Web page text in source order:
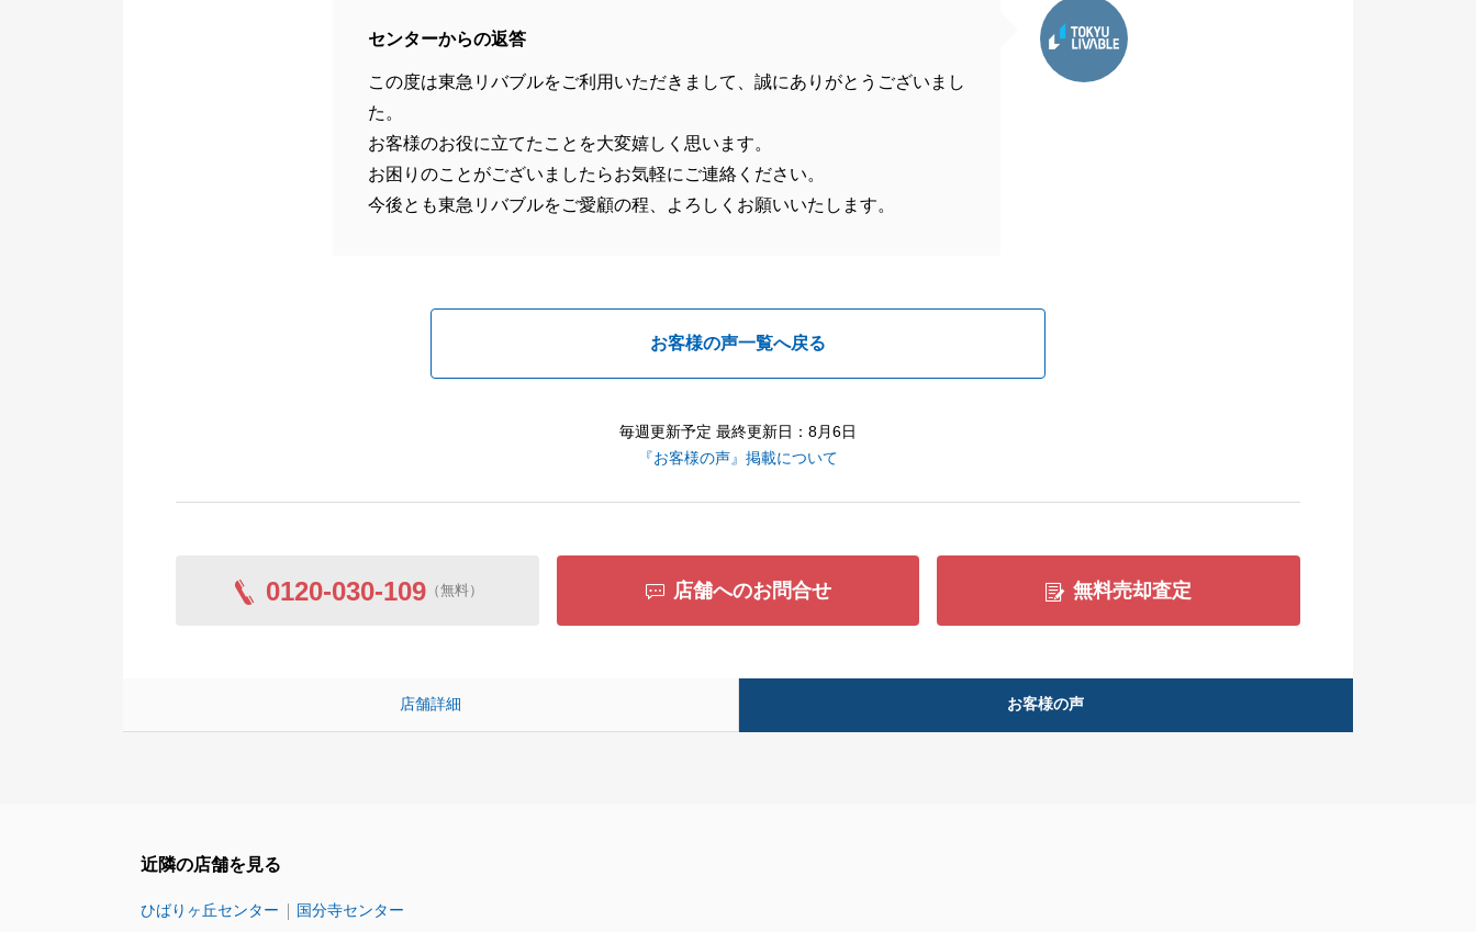
センターからの返答
この度は東急リバブルをご利用いただきまして、誠にありがとうございまし
た。
お客様のお役に立てたことを大変嬉しく思います。
お困りのことがございましたらお気軽にご連絡ください。
今後とも東急リバブルをご愛顧の程、よろしくお願いいたします。
お客様の声一覧へ戻る
毎週更新予定 最終更新日：8月6日
『お客様の声』掲載について
0120-030-109（無料） 店舗へのお問合せ 無料売却査定
店舗詳細 お客様の声
近隣の店舗を見る
ひばりヶ丘センター 国分寺センター